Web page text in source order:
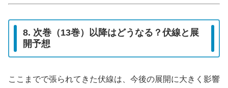
8. 次巻（13巻）以降はどうなる？伏線と展
開予想
ここまでで張られてきた伏線は、今後の展開に大きく影響